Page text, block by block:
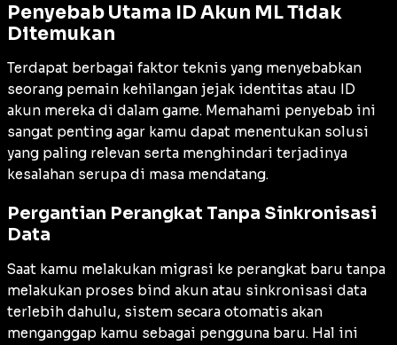
Penyebab Utama ID Akun ML Tidak
Ditemukan
Terdapat berbagai faktor teknis yang menyebabkan
seorang pemain kehilangan jejak identitas atau ID
akun mereka di dalam game. Memahami penyebab ini
sangat penting agar kamu dapat menentukan solusi
yang paling relevan serta menghindari terjadinya
kesalahan serupa di masa mendatang.
Pergantian Perangkat Tanpa Sinkronisasi
Data
Saat kamu melakukan migrasi ke perangkat baru tanpa
melakukan proses bind akun atau sinkronisasi data
terlebih dahulu, sistem secara otomatis akan
menganggap kamu sebagai pengguna baru. Hal ini